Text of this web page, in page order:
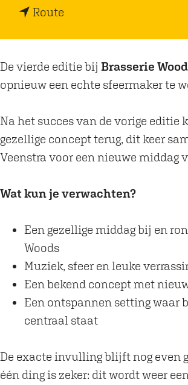
r
e
s
i
n
h
W
o
d
s
Route
r
B
e
w
s
n
h
W
o
o
d
De vierde editie bij Brasserie
opnieuw een echte sfeermaker te
Na het succes van de vorige editie
gezellige concept terug, dit keer
Veenstra voor een nieuwe middag
Wat kun je verwachten?
Een gezellige middag bij en
Woods
Muziek, sfeer en leuke
Een bekend concept met
Een ontspannen setting waar
centraal staat
De exacte invulling blijft nog even
één ding is zeker: dit wordt weer